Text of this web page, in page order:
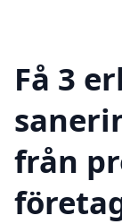
Få 3
från